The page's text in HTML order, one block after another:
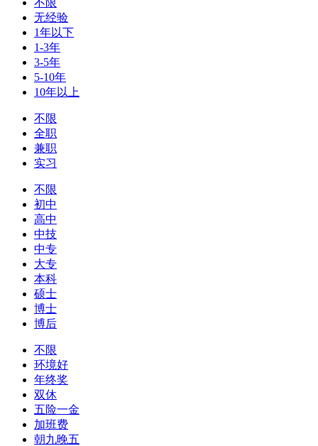
不限
无经验
1年以下
1-3年
3-5年
5-10年
10年以上
不限
全职
兼职
实习
不限
初中
高中
中技
中专
大专
本科
硕士
博士
博后
不限
环境好
年终奖
双休
五险一金
加班费
朝九晚五